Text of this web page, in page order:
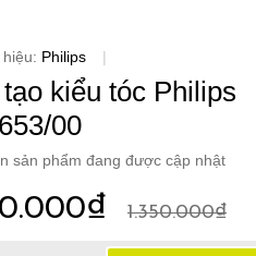
Philips |
kiểu tóc Philips
00
sản phẩm đang được cập nhật
1.350.000₫